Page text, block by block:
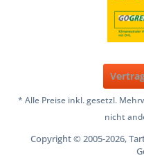
* Alle Preise inkl. gesetzl.
nicht
Copyright © 2005-2026,